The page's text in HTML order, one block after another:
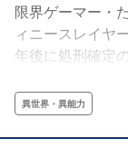
限界ゲーマー・
ィニースレイヤ
年後に処刑確定
の中でも最弱だ
耳メイド・ジー
無双しちゃいま
らの大逆転ファ
異世界・異能力